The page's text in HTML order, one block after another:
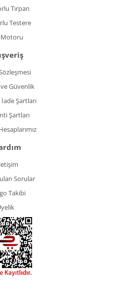
Tırpan
Testere
Motoru
Güvenlik
Şartları
Şartları
Sorular
Takibi